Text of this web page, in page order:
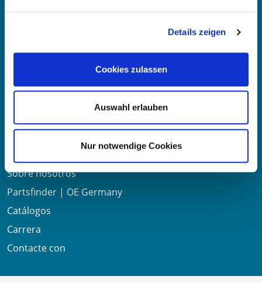
Details zeigen
Cookies zulassen
Auswahl erlauben
Nur notwendige Cookies
+49 711 62769851
Enlaces útiles
Sobre nosotros
Partsfinder | OE Germany
Catálogos
Carrera
Contacte con